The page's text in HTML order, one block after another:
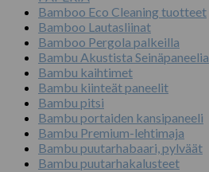
Bamboo Eco Cleaning tuotteet
Bamboo Lautasliinat
Bamboo Pergola palkeilla
Bambu Akustista Seinäpaneelia
Bambu kaihtimet
Bambu kiinteät paneelit
Bambu pitsi
Bambu portaiden kansipaneeli
Bambu Premium-lehtimaja
Bambu puutarhabaari, pylväät
Bambu puutarhakalusteet